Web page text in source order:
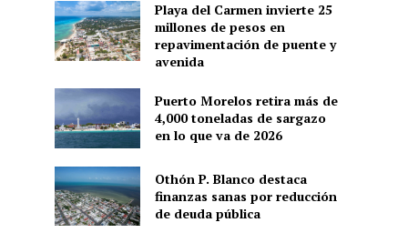
Playa del Carmen invierte 25
millones de pesos en
repavimentación de puente y
avenida
Puerto Morelos retira más de
4,000 toneladas de sargazo
en lo que va de 2026
Othón P. Blanco destaca
finanzas sanas por reducción
de deuda pública